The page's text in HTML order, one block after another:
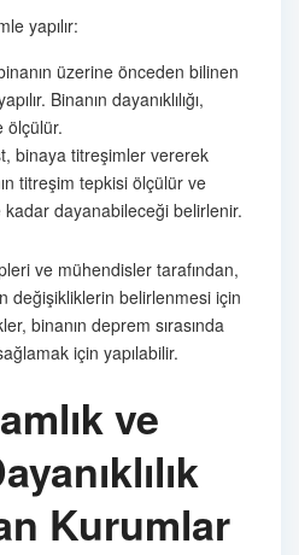
yapılır:
üzerine önceden bilinen
Binanın dayanıklılığı,
ölçülür.
binaya titreşimler vererek
titreşim tepkisi ölçülür ve
kadar dayanabileceği belirlenir.
ve mühendisler tarafından,
değişikliklerin belirlenmesi için
binanın deprem sırasında
için yapılabilir.
ve
Kurumlar